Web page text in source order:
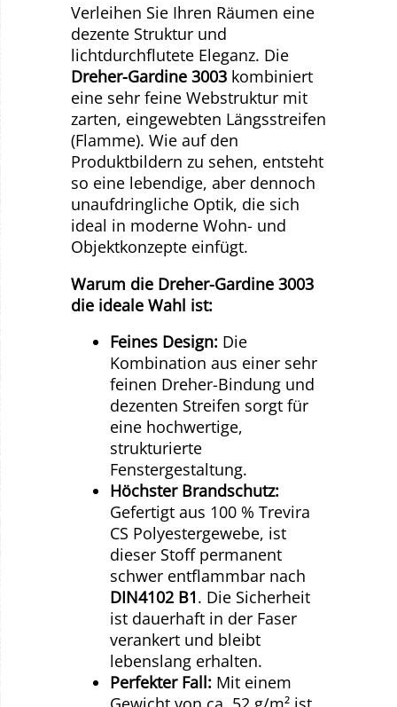
Verleihen Sie Ihren Räumen eine
dezente Struktur und
lichtdurchflutete Eleganz. Die
Dreher-Gardine 3003 kombiniert
eine sehr feine Webstruktur mit
zarten, eingewebten Längsstreifen
(Flamme). Wie auf den
Produktbildern zu sehen, entsteht
so eine lebendige, aber dennoch
unaufdringliche Optik, die sich
ideal in moderne Wohn- und
Objektkonzepte einfügt.
Warum die Dreher-Gardine 3003
die ideale Wahl ist:
Feines Design: Die
Kombination aus einer sehr
feinen Dreher-Bindung und
dezenten Streifen sorgt für
eine hochwertige,
strukturierte
Fenstergestaltung.
Höchster Brandschutz:
Gefertigt aus 100 % Trevira
CS Polyestergewebe, ist
dieser Stoff permanent
schwer entflammbar nach
DIN4102 B1. Die Sicherheit
ist dauerhaft in der Faser
verankert und bleibt
lebenslang erhalten.
Perfekter Fall: Mit einem